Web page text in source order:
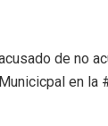
de no
en la